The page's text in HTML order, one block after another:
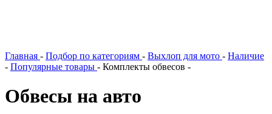
Главная - Подбор по категориям - Выхлоп для мото - Наличие
- Популярные товары - Комплекты обвесов -
Обвесы на авто